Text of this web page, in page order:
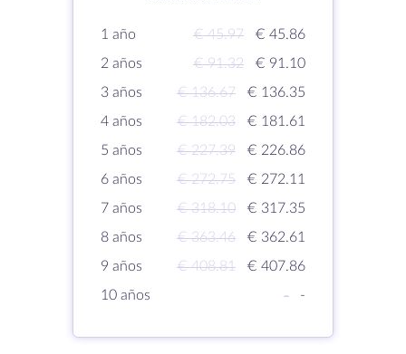
1 año € 45.97
€ 45.86
2 años
€ 91.32
€ 91.10
3 años
€ 136.67
€ 136.35
4 años
€ 182.03
€ 181.61
5 años
€ 227.39
€ 226.86
6 años
€ 272.75
€ 272.11
7 años
€ 318.10
€ 317.35
8 años
€ 363.46
€ 362.61
9 años
€ 408.81
€ 407.86
10 años
- -